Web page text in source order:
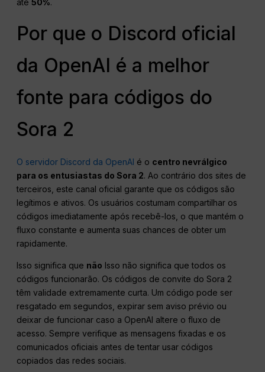
até50%.
Por que o Discord oficial
da OpenAI é a melhor
fonte para códigos do
Sora 2
O servidor Discord da OpenAI é o centro nevrálgico
para os entusiastas do Sora 2. Ao contrário dos sites de
terceiros, este canal oficial garante que os códigos são
legítimos e ativos. Os usuários costumam compartilhar os
códigos imediatamente após recebê-los, o que mantém o
fluxo constante e aumenta suas chances de obter um
rapidamente.
Isso significa que não Isso não significa que todos os
códigos funcionarão. Os códigos de convite do Sora 2
têm validade extremamente curta. Um código pode ser
resgatado em segundos, expirar sem aviso prévio ou
deixar de funcionar caso a OpenAI altere o fluxo de
acesso. Sempre verifique as mensagens fixadas e os
comunicados oficiais antes de tentar usar códigos
copiados das redes sociais.